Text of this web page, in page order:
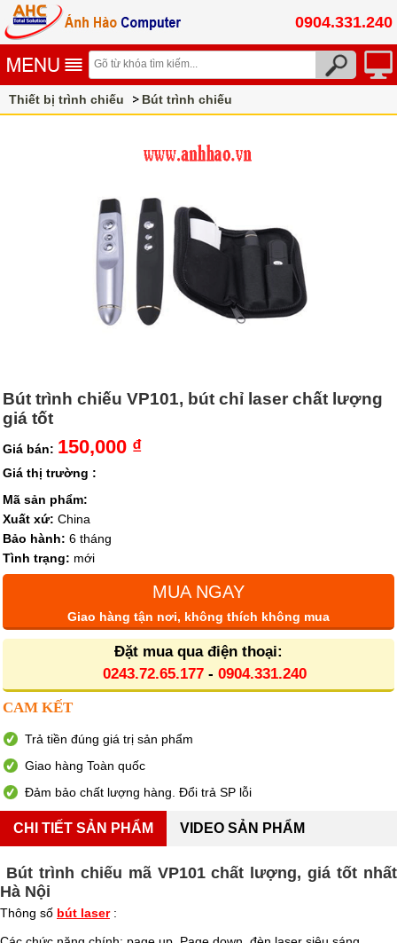
0904.331.240
Thiết bị trình chiếu Bút trình chiếu
Bút trình chiếu VP101, bút chỉ laser chất lượng
giá tốt
Giá bán: 150,000 ₫
Giá thị trường :
Mã sản phẩm:
Xuất xứ: China
Bảo hành: 6 tháng
Tình trạng: mới
MUA NGAY
Giao hàng tận nơi, không thích không mua
Đặt mua qua điện thoại:
0243.72.65.177- 0904.331.240
CAM KẾT
Trả tiền đúng giá trị sản phẩm
Giao hàng Toàn quốc
Đảm bảo chất lượng hàng. Đổi trả SP lỗi
CHI TIẾT SẢN PHẨM VIDEO SẢN PHẨM
Bút trình chiếu mã VP101 chất lượng, giá tốt nhất
Hà Nội
Thông số bút laser :